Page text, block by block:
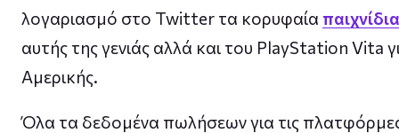
λογαριασμό στο Twitter τα κορυφαία παιχνίδια
αυτής της γενιάς αλλά και του PlayStation Vita
Αμερικής.
Όλα τα δεδομένα πωλήσεων για τις